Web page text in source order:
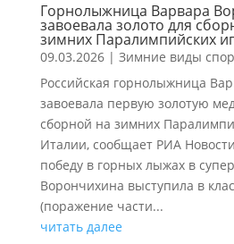
Горнолыжница Варвара
завоевала золото для
зимних Паралимпийских
09.03.2026| Зимние виды
Российская горнолыжница
завоевала первую золотую
сборной на зимних
Италии, сообщает РИА
победу в горных лыжах в
Ворончихина выступила в
(поражение части...
читать далее